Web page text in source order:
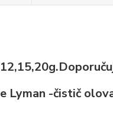
Lyman -čistič